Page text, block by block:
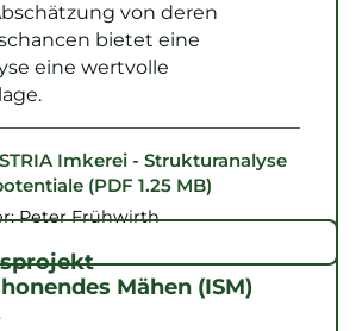
von deren
bietet eine
eine wertvolle
Imkerei - Strukturanalyse
(PDF 1.25 MB)
Peter Frühwirth
Mähen (ISM)